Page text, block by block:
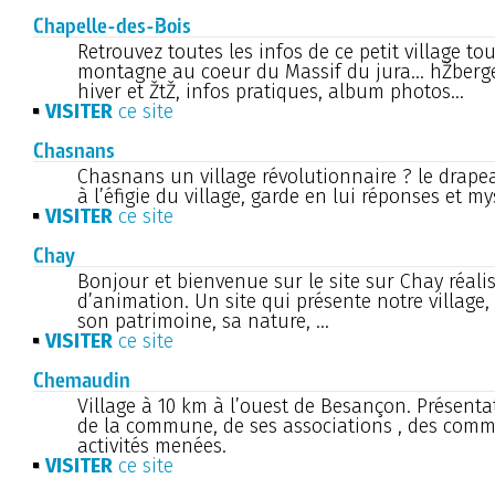
Chapelle-des-Bois
Retrouvez toutes les infos de ce petit village
montagne au coeur du Massif du jura...
hiver et ŽtŽ, infos pratiques, album photos...
VISITER ce site
Chasnans
Chasnans un village révolutionnaire ? le
à l’éfigie du village, garde en lui réponses et
VISITER ce site
Chay
Bonjour et bienvenue sur le site sur Chay
d’animation. Un site qui présente notre
son patrimoine, sa nature, ...
VISITER ce site
Chemaudin
Village à 10 km à l’ouest de Besançon.
de la commune, de ses associations , des
activités menées.
VISITER ce site